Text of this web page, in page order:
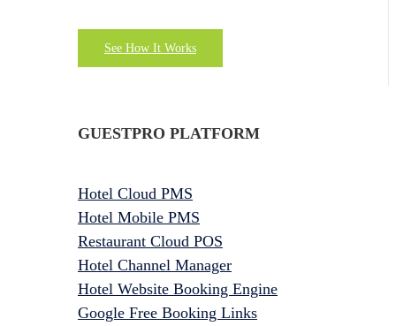
See How It Works
GUESTPRO PLATFORM
Hotel Cloud PMS
Hotel Mobile PMS
Restaurant Cloud POS
Hotel Channel Manager
Hotel Website Booking Engine
Google Free Booking Links